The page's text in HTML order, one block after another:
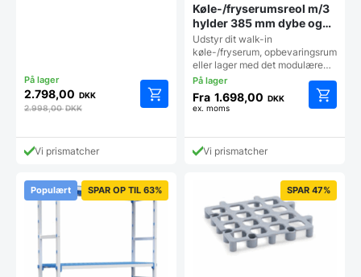
2.798,00 DKK
2.998,00DKK
Vi prismatcher
Køle-/fryserumsreol m/3
hylder 385 mm dybe og
flere længder, Pujadas
Udstyr dit walk-in
køle-/fryserum, opbevaringsrum
eller lager med det modulære…
Fra 1.698,00 DKK
ex. moms
kan
vælges
på
Vi prismatcher
Populært SPAR OP TIL 63% SPAR 47%